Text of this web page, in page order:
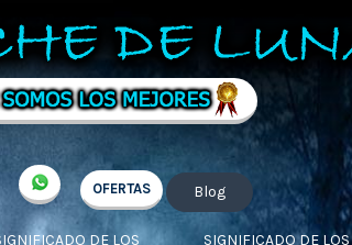
OFERTAS
DE LOS
SIGNIFICADO DE LOS
Blog